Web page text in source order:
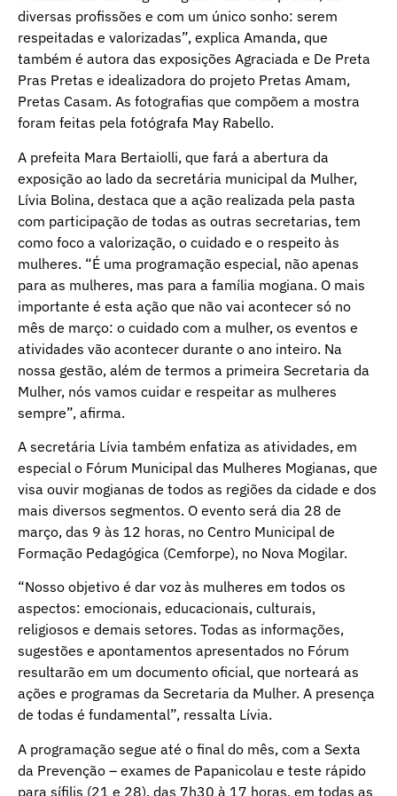
diversas profissões e com um único sonho: serem
respeitadas e valorizadas”, explica Amanda, que
também é autora das exposições Agraciada e De Preta
Pras Pretas e idealizadora do projeto Pretas Amam,
Pretas Casam. As fotografias que compõem a mostra
foram feitas pela fotógrafa May Rabello.
A prefeita Mara Bertaiolli, que fará a abertura da
exposição ao lado da secretária municipal da Mulher,
Lívia Bolina, destaca que a ação realizada pela pasta
com participação de todas as outras secretarias, tem
como foco a valorização, o cuidado e o respeito às
mulheres. “É uma programação especial, não apenas
para as mulheres, mas para a família mogiana. O mais
importante é esta ação que não vai acontecer só no
mês de março: o cuidado com a mulher, os eventos e
atividades vão acontecer durante o ano inteiro. Na
nossa gestão, além de termos a primeira Secretaria da
Mulher, nós vamos cuidar e respeitar as mulheres
sempre”, afirma.
A secretária Lívia também enfatiza as atividades, em
especial o Fórum Municipal das Mulheres Mogianas, que
visa ouvir mogianas de todos as regiões da cidade e dos
mais diversos segmentos. O evento será dia 28 de
março, das 9 às 12 horas, no Centro Municipal de
Formação Pedagógica (Cemforpe), no Nova Mogilar.
“Nosso objetivo é dar voz às mulheres em todos os
aspectos: emocionais, educacionais, culturais,
religiosos e demais setores. Todas as informações,
sugestões e apontamentos apresentados no Fórum
resultarão em um documento oficial, que norteará as
ações e programas da Secretaria da Mulher. A presença
de todas é fundamental”, ressalta Lívia.
A programação segue até o final do mês, com a Sexta
da Prevenção – exames de Papanicolau e teste rápido
para sífilis (21 e 28), das 7h30 à 17 horas, em todas as